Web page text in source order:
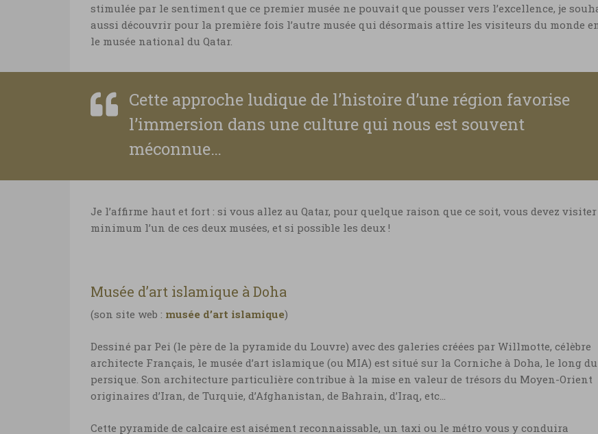
stimulée par le sentiment que ce premier musée ne pouvait que pousser vers l’excellence, je
aussi découvrir pour la première fois l’autre musée qui désormais attire les visiteurs du monde
le musée national du Qatar.
Cette approche ludique de l’histoire d’une région favorise
l’immersion dans une culture qui nous est souvent
méconnue…
Je l’affirme haut et fort : si vous allez au Qatar, pour quelque raison que ce soit, vous devez visiter
minimum l’un de ces deux musées, et si possible les deux !
Musée d’art islamique à Doha
(son site web : musée d’art islamique)
Dessiné par Pei (le père de la pyramide du Louvre) avec des galeries créées par Willmotte, célèbre
architecte Français, le musée d’art islamique (ou MIA) est situé sur la Corniche à Doha, le long
persique. Son architecture particulière contribue à la mise en valeur de trésors du Moyen-Orient
originaires d’Iran, de Turquie, d’Afghanistan, de Bahrain, d’Iraq, etc…
Cette pyramide de calcaire est aisément reconnaissable, un taxi ou le métro vous y conduira